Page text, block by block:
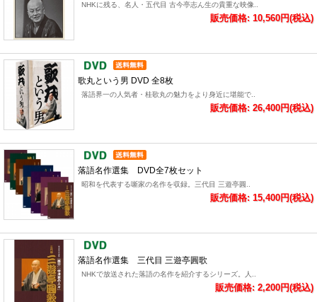
NHKに残る、名人・五代目 古今亭志ん生の貴重な映像..
販売価格: 10,560円(税込)
歌丸という男 DVD 全8枚
落語界一の人気者・桂歌丸の魅力をより身近に堪能で..
販売価格: 26,400円(税込)
落語名作選集 DVD全7枚セット
昭和を代表する噺家の名作を収録。三代目 三遊亭圓..
販売価格: 15,400円(税込)
落語名作選集 三代目 三遊亭圓歌
NHKで放送された落語の名作を紹介するシリーズ。人..
販売価格: 2,200円(税込)